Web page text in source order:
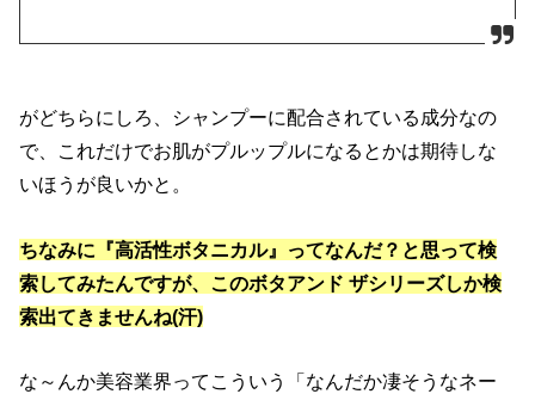
がどちらにしろ、シャンプーに配合されている成分なの
で、これだけでお肌がプルップルになるとかは期待しな
いほうが良いかと。
ちなみに『高活性ボタニカル』ってなんだ？と思って検
索してみたんですが、このボタアンド ザシリーズしか検
索出てきませんね(汗)
な～んか美容業界ってこういう「なんだか凄そうなネー